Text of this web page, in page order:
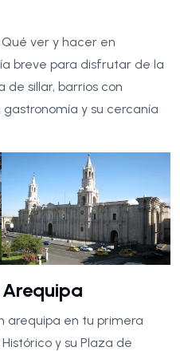
ver y hacer en
breve para disfrutar de la
de sillar, barrios con
y su cercanía
arequipa en tu primera
y su Plaza de